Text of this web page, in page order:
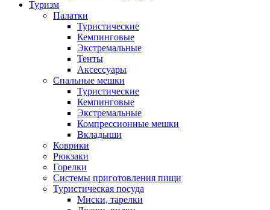
Туризм
Палатки
Туристические
Кемпинговые
Экстремальные
Тенты
Аксессуары
Спальные мешки
Туристические
Кемпинговые
Экстремальные
Компрессионные мешки
Вкладыши
Коврики
Рюкзаки
Горелки
Системы приготовления пищи
Туристическая посуда
Миски, тарелки